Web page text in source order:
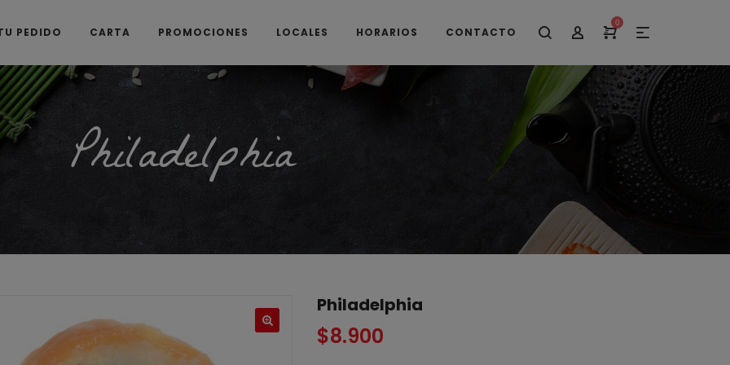
0
PEDIDO CARTA PROMOCIONES LOCALES HORARIOS CONTACTO
Philadelphia
Philadelphia
$8.900